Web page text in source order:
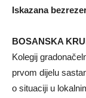
Iskazana
BOSANSKA
Kolegij
prvom dijelu
o situaciji u